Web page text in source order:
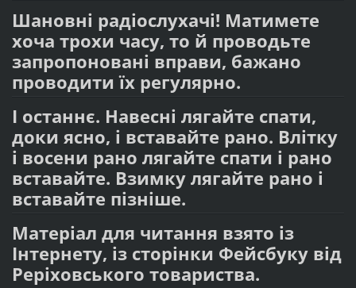
Шановні радіослухачі! Матимете
хоча трохи часу, то й проводьте
запропоновані вправи, бажано
проводити їх регулярно.
І останнє. Навесні лягайте спати,
доки ясно, і вставайте рано. Влітку
і восени рано лягайте спати і рано
вставайте. Взимку лягайте рано і
вставайте пізніше.
Матеріал для читання взято із
Інтернету, із сторінки Фейсбуку від
Реріховського товариства.